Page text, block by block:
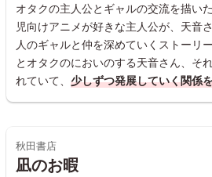
オタクの主人公とギャルの交流を描い
児向けアニメが好きな主人公が、天音
人のギャルと仲を深めていくストーリ
とオタクのにおいのする天音さん、そ
れていて、 少しずつ発展していく関係
秋田書店
凪のお暇